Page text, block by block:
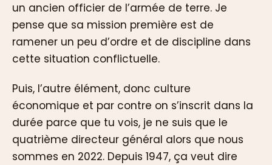
un ancien officier de l’armée de terre. Je
pense que sa mission première est de
ramener un peu d’ordre et de discipline dans
cette situation conflictuelle.
Puis, l’autre élément, donc culture
économique et par contre on s’inscrit dans la
durée parce que tu vois, je ne suis que le
quatrième directeur général alors que nous
sommes en 2022. Depuis 1947, ça veut dire